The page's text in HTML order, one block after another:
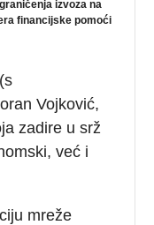
izvoza na
financijske pomoći
Vojković,
zadire u srž
već i
mreže